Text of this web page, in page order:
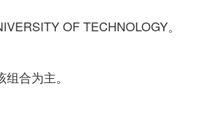
OF TECHNOLOGY。
合为主。